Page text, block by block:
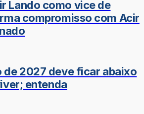
Lando como vice de
compromisso com Acir
de 2027 deve ficar abaixo
entenda